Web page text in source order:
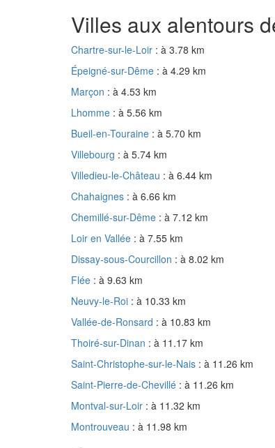
Villes aux alentours
Chartre-sur-le-Loir : à 3.78 km
Épeigné-sur-Dême : à 4.29 km
Marçon : à 4.53 km
Lhomme : à 5.56 km
Bueil-en-Touraine : à 5.70 km
Villebourg : à 5.74 km
Villedieu-le-Château : à 6.44 km
Chahaignes : à 6.66 km
Chemillé-sur-Dême : à 7.12 km
Loir en Vallée : à 7.55 km
Dissay-sous-Courcillon : à 8.02 km
Flée : à 9.63 km
Neuvy-le-Roi : à 10.33 km
Vallée-de-Ronsard : à 10.83 km
Thoiré-sur-Dinan : à 11.17 km
Saint-Christophe-sur-le-Nais : à 11.26 km
Saint-Pierre-de-Chevillé : à 11.26 km
Montval-sur-Loir : à 11.32 km
Montrouveau : à 11.98 km